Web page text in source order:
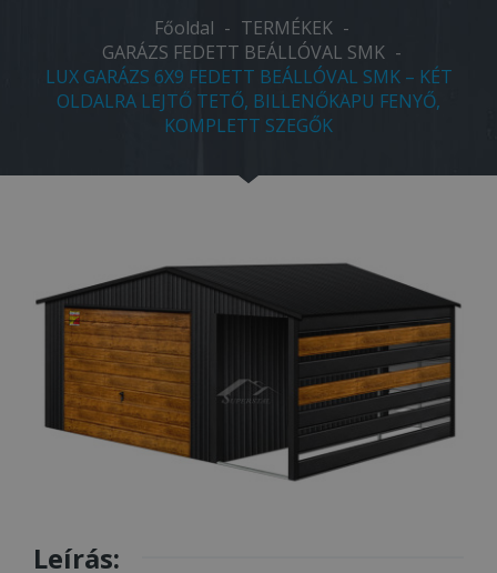
Főoldal - TERMÉKEK -
GARÁZS FEDETT BEÁLLÓVAL SMK -
LUX GARÁZS 6X9 FEDETT BEÁLLÓVAL SMK – KÉT
OLDALRA LEJTŐ TETŐ, BILLENŐKAPU FENYŐ,
KOMPLETT SZEGŐK
Leírás: